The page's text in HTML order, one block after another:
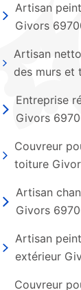
Artisan
Givors
Artisan
des murs et
Entreprise
Givors
Couvreur
toiture
Artisan
Givors
Artisan
extérieur
Couvreur